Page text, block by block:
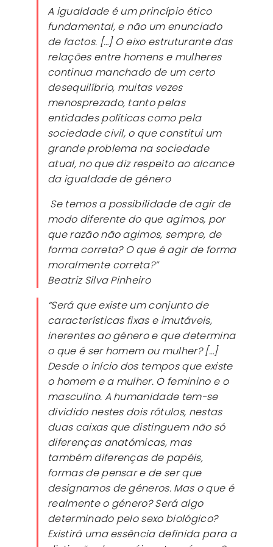
A igualdade é um princípio ético
fundamental, e não um enunciado
de factos. […] O eixo estruturante das
relações entre homens e mulheres
continua manchado de um certo
desequilíbrio, muitas vezes
menosprezado, tanto pelas
entidades políticas como pela
sociedade civil, o que constitui um
grande problema na sociedade
atual, no que diz respeito ao alcance
da igualdade de género
Se temos a possibilidade de agir de
modo diferente do que agimos, por
que razão não agimos, sempre, de
forma correta? O que é agir de forma
moralmente correta?”
Beatriz Silva Pinheiro
“Será que existe um conjunto de
características fixas e imutáveis,
inerentes ao género e que determina
o que é ser homem ou mulher? […]
Desde o início dos tempos que existe
o homem e a mulher. O feminino e o
masculino. A humanidade tem-se
dividido nestes dois rótulos, nestas
duas caixas que distinguem não só
diferenças anatómicas, mas
também diferenças de papéis,
formas de pensar e de ser que
designamos de géneros. Mas o que é
realmente o género? Será algo
determinado pelo sexo biológico?
Existirá uma essência definida para a